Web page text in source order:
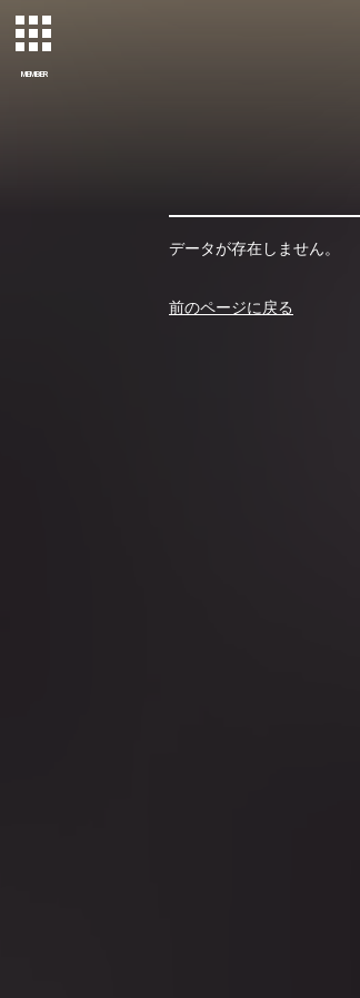
MEMBER
データが存在しません。
前のページに戻る